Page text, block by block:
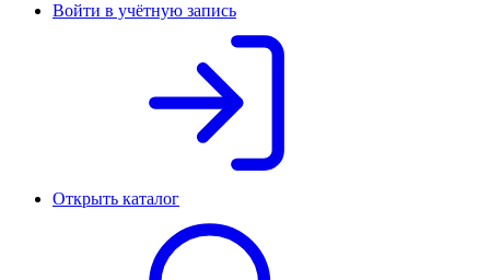
Войти в учётную запись
Открыть каталог